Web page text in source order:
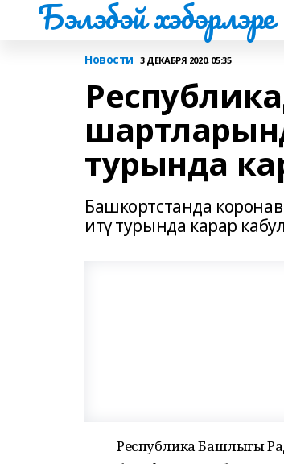
Бэлэбэй хэбэрлэре
Новости 3 ДЕКАБРЯ 2020, 05:35
турында
Башкортстанда
итү турында карар
Республика Башлыгы